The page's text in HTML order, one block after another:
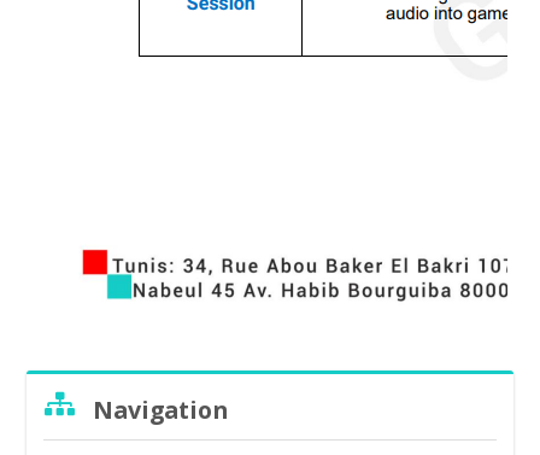
NavigationNavigation